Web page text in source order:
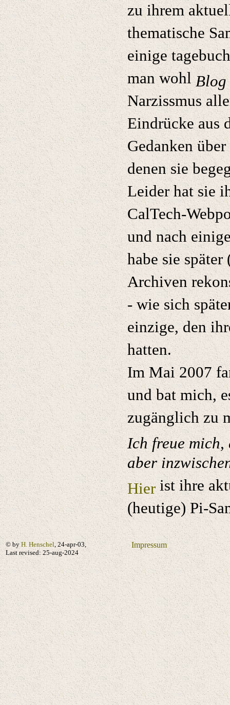
zu ihrem
thematische
einige
man wohlBlog
Narzissmus
Eindrücke aus
Gedanken
denen sie
Leider hat sie
CalTech-
und nach
habe sie
Archiven
- wie sich
einzige, den
hatten.
Im Mai 2007
und bat mich,
zugänglich zu
Ich freue mich,
aber
Hierist ihre
(heutige) Pi-
© byH. Henschel , 24-apr-03,
Last revised: 25-aug-2024
Impressum